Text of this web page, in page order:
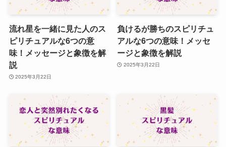
流れ星を一緒に見た人のス
ピリチュアルな6つの意
味！メッセージと象徴を解
説
2025年3月22日
負けるが勝ちのスピリチュ
アルな6つの意味！メッセ
ージと象徴を解説
2025年3月22日